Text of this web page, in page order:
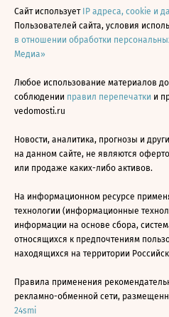
Сайт использует IP адреса, cookie и
Пользователей сайта, условия
в отношении обработки
Медиа»
Любое использование материалов
соблюдении правил перепечатки и
vedomosti.ru
Новости, аналитика, прогнозы и
на данном сайте, не являются
или продаже каких-либо активов.
На информационном ресурсе
технологии (информационные
информации на основе сбора,
относящихся к предпочтениям
находящихся на территории
Правила применения
рекламно-обменной сети,
24smi